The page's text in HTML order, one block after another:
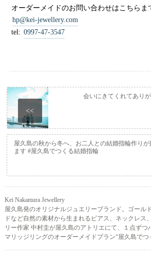
オーダーメイドのお問い合わせはこちらま
hp@kei-jewellery.com
tel: 0997-47-3547
<<
会いにきてくれてあり
屋久島の秋から冬へ、お二人との結婚指輪作りが
ます #屋久島でつくる結婚指輪
Kei Nakamura Jewellery
屋久島発のオリジナルジュエリーブランド。ゴール
ドなど自然の素材から生まれるピアス、ネックレス
リー作家 中村圭が屋久島のアトリエにて、１点ずつ
マリッジリングのオーダーメイドプラン“屋久島でつ